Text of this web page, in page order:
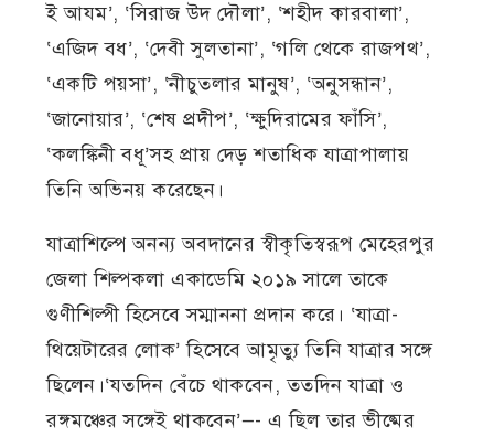
ই আযম’, ‘সিরাজ উদ দৌলা’, ‘শহীদ কারবালা’,
‘এজিদ বধ’, ‘দেবী সুলতানা’, ‘গলি থেকে রাজপথ’,
‘একটি পয়সা’, ‘নীচুতলার মানুষ’, ‘অনুসন্ধান’,
‘জানোয়ার’, ‘শেষ প্রদীপ’, ‘ক্ষুদিরামের ফাঁসি’,
‘কলঙ্কিনী বধূ’সহ প্রায় দেড় শতাধিক যাত্রাপালায়
তিনি অভিনয় করেছেন।
যাত্রাশিল্পে অনন্য অবদানের স্বীকৃতিস্বরূপ মেহেরপুর
জেলা শিল্পকলা একাডেমি ২০১৯ সালে তাকে
গুণীশিল্পী হিসেবে সম্মাননা প্রদান করে। ‘যাত্রা-
থিয়েটারের লোক’ হিসেবে আমৃত্যু তিনি যাত্রার সঙ্গে
ছিলেন।‘যতদিন বেঁচে থাকবেন, ততদিন যাত্রা ও
রঙ্গমঞ্চের সঙ্গেই থাকবেন’—- এ ছিল তার ভীষ্মের